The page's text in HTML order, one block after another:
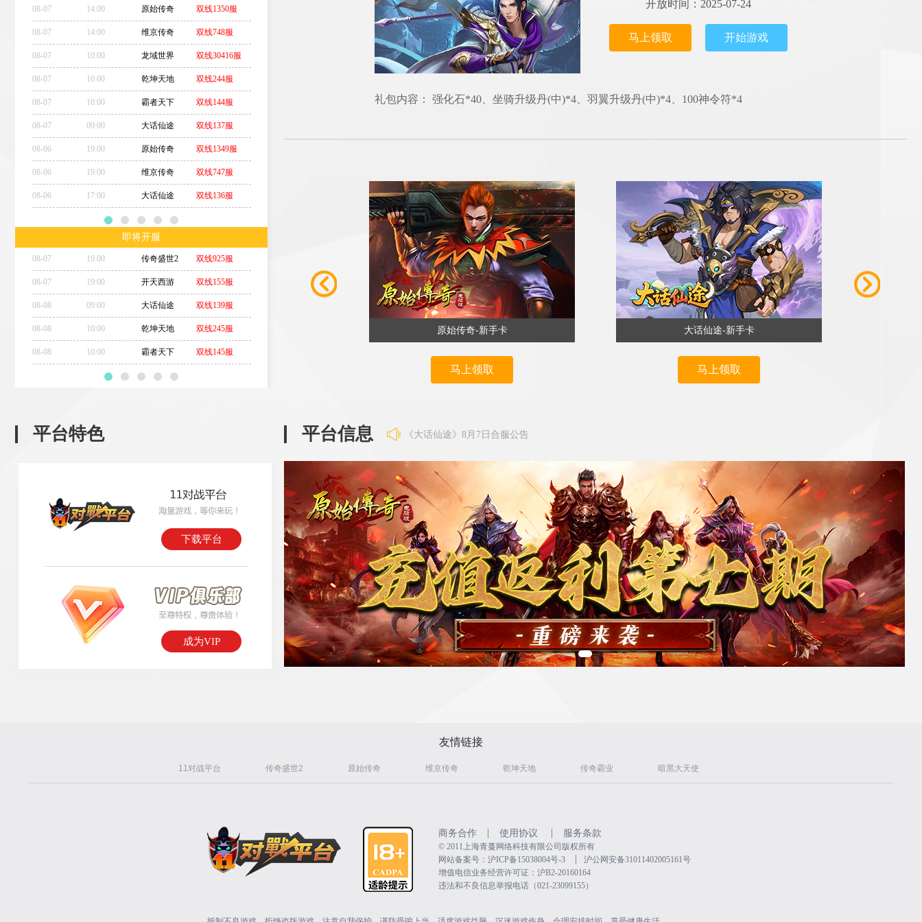
08-07 14:00 原始传奇 双线1350服
08-07 14:00 维京传奇 双线748服
08-07 10:00 龙域世界 双线30416服
08-07 10:00 乾坤天地 双线244服
08-07 10:00 霸者天下 双线144服
08-07 09:00 大话仙途 双线137服
08-06 19:00 原始传奇 双线1349服
08-06 19:00 维京传奇 双线747服
08-06 17:00 大话仙途 双线136服
即将开服
08-07 19:00 传奇盛世2 双线925服
08-07 19:00 开天西游 双线155服
08-08 09:00 大话仙途 双线139服
08-08 10:00 乾坤天地 双线245服
08-08 10:00 霸者天下 双线145服
开放时间：2025-07-24
马上领取 开始游戏
礼包内容： 强化石*40、坐骑升级丹(中)*4、羽翼升级丹(中)*4、100神令符*4
原始传奇-新手卡
马上领取
大话仙途-新手卡
马上领取
平台特色
下载平台
成为VIP
平台信息
《王者之心2》8月7日更新公告
《维京传奇》8月7日7点维护
《维京传奇》8月7日合区公告
《霸者天下》8月7日合服公告
《百战沙城》8月6日维护公告
《异兽洪荒》8月6日合服公告
《王者之心2》8月7日更新公告
友情链接
11对战平台 传奇盛世2 原始传奇 维京传奇 乾坤天地 传奇霸业 暗黑大天使
商务合作 | 使用协议 | 服务条款
©️ 2011上海青蔓网络科技有限公司版权所有
网站备案号：沪ICP备15038004号-3
|
沪公网安备31011402005161号
增值电信业务经营许可证：沪B2-20160164
违法和不良信息举报电话（021-23099155）